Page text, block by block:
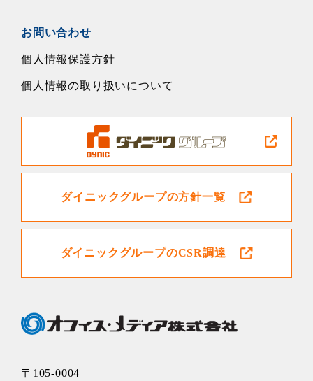
お問い合わせ
個人情報保護方針
個人情報の取り扱いについて
ダイニックグループの方針一覧
ダイニックグループのCSR調達
〒105-0004